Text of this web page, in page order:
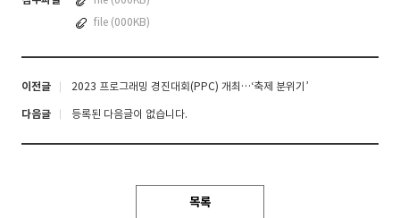
file (000KB)
이전글 2023 프로그래밍 경진대회(PPC) 개최…‘축제 분위기’
다음글 등록된 다음글이 없습니다.
목록